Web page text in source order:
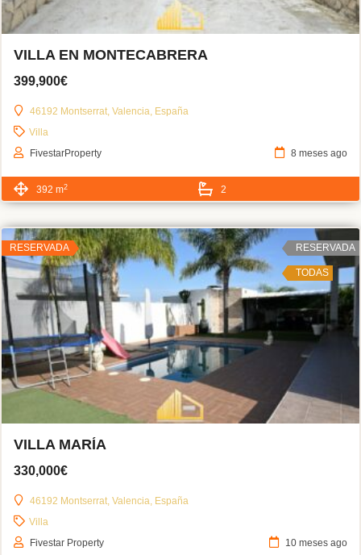
VILLA EN MONTECABRERA
399,900€
46192 Montserrat, Valencia, España
Villa
FivestarProperty
8 meses ago
392 m2 2
RESERVADA RESERVADA
TODAS
VILLA MARÍA
330,000€
46192 Montserrat, Valencia, España
Villa
Fivestar Property
10 meses ago